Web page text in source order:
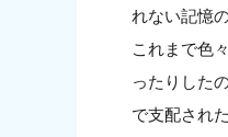
れない記憶
これまで色
ったりした
で支配され